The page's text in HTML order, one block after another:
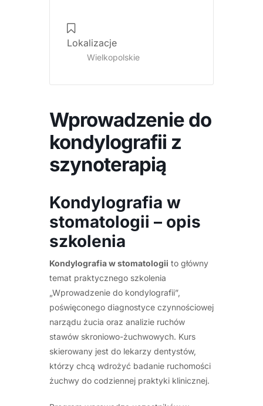
Lokalizacje
Wielkopolskie
Wprowadzenie do
kondylografii z
szynoterapią
Kondylografia w
stomatologii – opis
szkolenia
Kondylografia w stomatologii to główny
temat praktycznego szkolenia
„Wprowadzenie do kondylografii”,
poświęconego diagnostyce czynnościowej
narządu żucia oraz analizie ruchów
stawów skroniowo-żuchwowych. Kurs
skierowany jest do lekarzy dentystów,
którzy chcą wdrożyć badanie ruchomości
żuchwy do codziennej praktyki klinicznej.